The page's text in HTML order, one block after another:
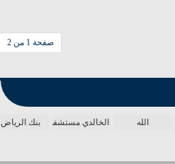
صفحة 1 من 2
الله الخالدي مستشفى بنك الرياض